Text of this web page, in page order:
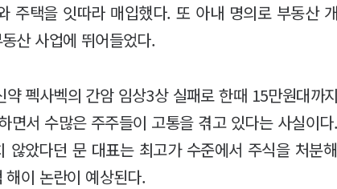
주택을 잇따라 매입했다. 또 아내 명의로 부동산
산 사업에 뛰어들었다.
펙사벡의 간암 임상3상 실패로 한때 15만원대까
면서 수많은 주주들이 고통을 겪고 있다는 사실이
않았다던 문 대표는 최고가 수준에서 주식을 처분
이 논란이 예상된다.